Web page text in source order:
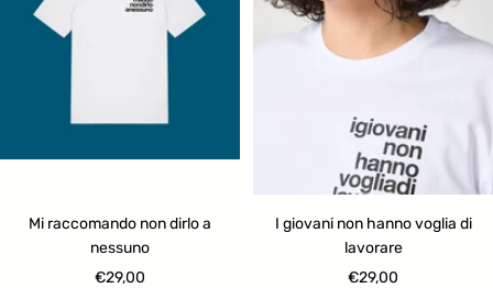
Mi raccomando non dirlo a
nessuno
Prezzo
€29,00
I giovani non hanno voglia di
lavorare
Prezzo
€29,00